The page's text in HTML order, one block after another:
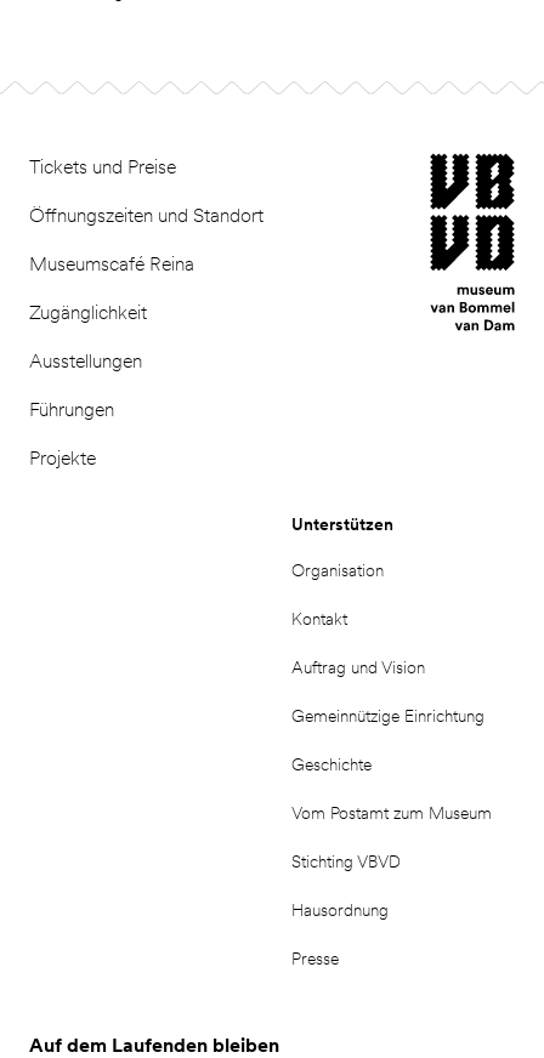
Tickets und Preise
Öffnungszeiten und Standort
Museumscafé Reina
Zugänglichkeit
Ausstellungen
Führungen
Projekte
museum van
Unterstützen
Organisation
Kontakt
Auftrag und Vision
Gemeinnützige Einrichtung
Geschichte
Vom Postamt zum Museum
Stichting VBVD
Hausordnung
Presse
Auf dem Laufenden bleiben